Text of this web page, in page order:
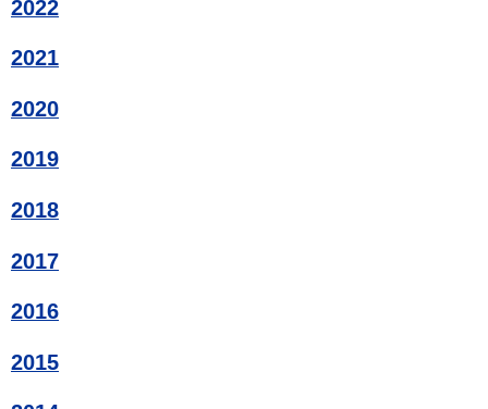
2022
2021
2020
2019
2018
2017
2016
2015